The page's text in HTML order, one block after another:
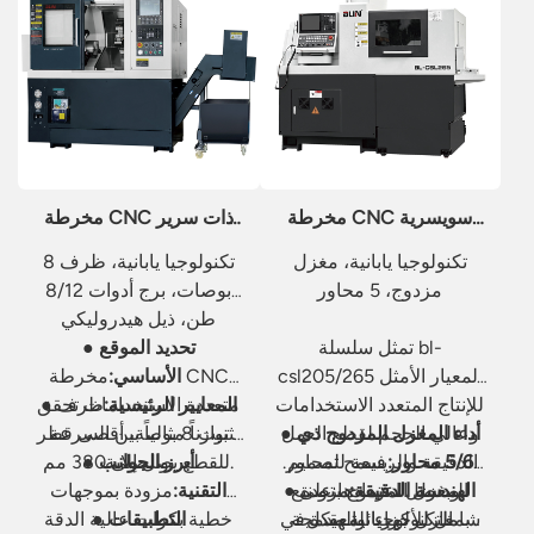
مخرطة CNC ذات سرير
تكنولوجيا يابانية، ظرف 8
بوصات، برج أدوات 8/12
طن، ذيل هيدروليكي
● تحديد الموقع
الأساسي:مخرطة CNC
متعددة الاستخدامات تحقق
توازناً مثالياً بين السرعة
والصلابة.
● المعايير الرئيسية:ظرف
تثبيت 8 بوصة، أقصى قطر
للقطع يصل إلى 380 مم.
● أبرز الجوانب
التقنية:مزودة بموجهات
خطية بكرات عالية الدقة
● التطبيقات
مخرطة CNC سويسرية
تكنولوجيا يابانية، مغزل
مزدوج، 5 محاور
تمثل سلسلة bl-
csl205/265 المعيار الأمثل
للإنتاج المتعدد الاستخدامات
وعالي الحجم لقطع العمل
الدقيقة والرفيعة للمحاور.
وبفضل اعتمادها على
التكنولوجيا والهيكل
● أداء المغزل المزدوج ذي
5/6 محاور:
يسمح تصميم
المغزل المزدوج بتصنيع
شامل للأجزاء المعقدة في
● الهندسة الدقيقة:مزودة
بمغازل كهربائية مدمجة